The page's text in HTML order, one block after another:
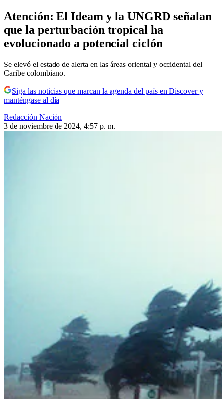
Atención: El Ideam y la UNGRD señalan
que la perturbación tropical ha
evolucionado a potencial ciclón
Se elevó el estado de alerta en las áreas oriental y occidental del
Caribe colombiano.
Siga las noticias que marcan la agenda del país en Discover y
manténgase al día
Redacción Nación
3 de noviembre de 2024, 4:57 p. m.